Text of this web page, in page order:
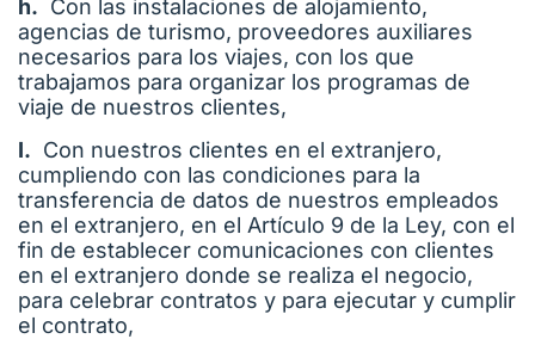
h. Con las instalaciones de alojamiento,
agencias de turismo, proveedores auxiliares
necesarios para los viajes, con los que
trabajamos para organizar los programas de
viaje de nuestros clientes,
I. Con nuestros clientes en el extranjero,
cumpliendo con las condiciones para la
transferencia de datos de nuestros empleados
en el extranjero, en el Artículo 9 de la Ley, con el
fin de establecer comunicaciones con clientes
en el extranjero donde se realiza el negocio,
para celebrar contratos y para ejecutar y cumplir
el contrato,